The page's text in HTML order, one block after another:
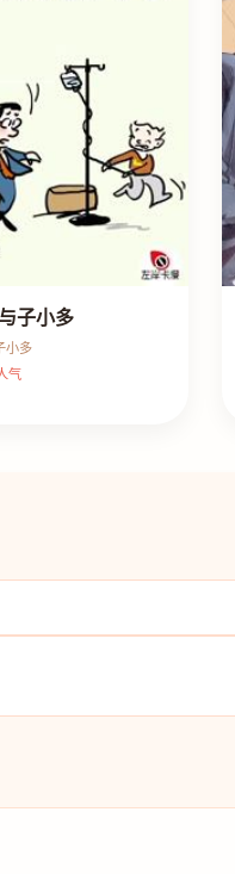
子小多
小多
气